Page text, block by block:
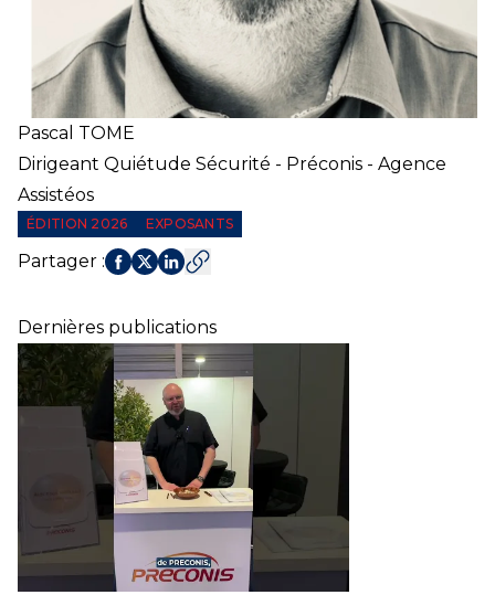
Pascal TOME
Dirigeant Quiétude Sécurité - Préconis - Agence
Assistéos
ÉDITION 2026 EXPOSANTS
Partager :
Dernières publications